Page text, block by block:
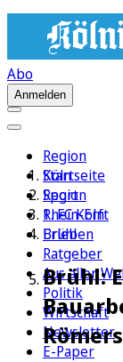
Abo
Anmelden
Region
Köln
Sport
1. FC Köln
Erleben
Ratgeber
Aus aller
Politik
Wirtschaft
Newsletter
E-Paper
Startseite
Region
Rhein-Erft
Brühl
Brühl: